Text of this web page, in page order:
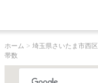
ホーム > 埼玉県さいたま市西区
帯数